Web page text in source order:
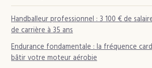
Handballeur professionnel : 3 100 € de
de carrière à 35 ans
Endurance fondamentale : la fréquence
bâtir votre moteur aérobie